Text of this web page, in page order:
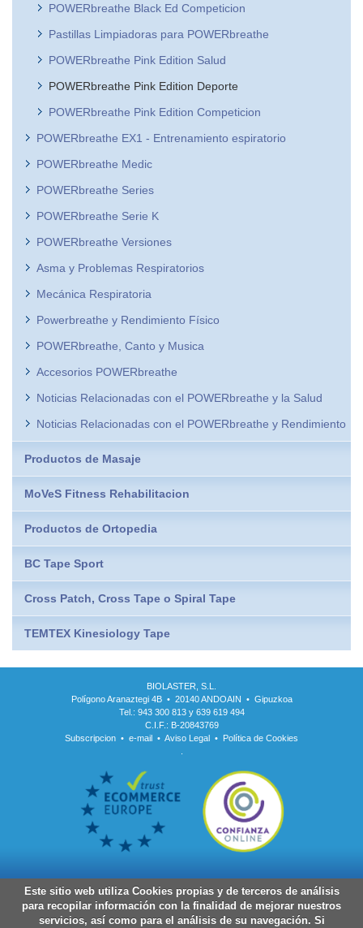
POWERbreathe Black Ed Competicion
Pastillas Limpiadoras para POWERbreathe
POWERbreathe Pink Edition Salud
POWERbreathe Pink Edition Deporte
POWERbreathe Pink Edition Competicion
POWERbreathe EX1 - Entrenamiento espiratorio
POWERbreathe Medic
POWERbreathe Series
POWERbreathe Serie K
POWERbreathe Versiones
Asma y Problemas Respiratorios
Mecánica Respiratoria
Powerbreathe y Rendimiento Físico
POWERbreathe, Canto y Musica
Accesorios POWERbreathe
Noticias Relacionadas con el POWERbreathe y la Salud
Noticias Relacionadas con el POWERbreathe y Rendimiento
Productos de Masaje
MoVeS Fitness Rehabilitacion
Productos de Ortopedia
BC Tape Sport
Cross Patch, Cross Tape o Spiral Tape
TEMTEX Kinesiology Tape
BIOLASTER, S.L.
Polígono Aranaztegi 4B • 20140 ANDOAIN • Gipuzkoa
Tel.: 943 300 813 y 639 619 494
C.I.F.: B-20843769
Subscripcion • e-mail • Aviso Legal •
Política de Cookies
Este sitio web utiliza Cookies propias y de terceros de análisis
para recopilar información con la finalidad de mejorar nuestros
servicios, así como para el análisis de su navegación. Si